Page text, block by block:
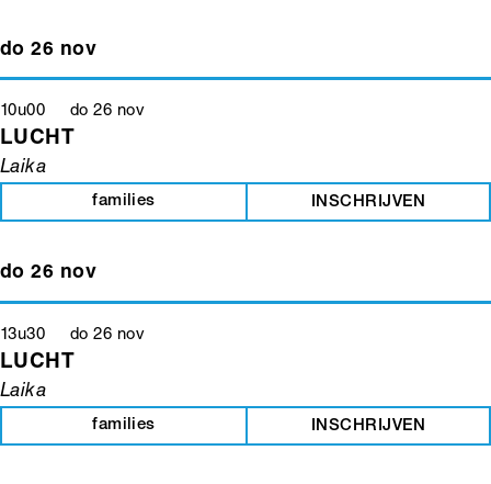
do 26 nov
10u00 do 26 nov
LUCHT
Laika
families INSCHRIJVEN
do 26 nov
13u30 do 26 nov
LUCHT
Laika
families INSCHRIJVEN